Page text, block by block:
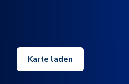
Karte laden